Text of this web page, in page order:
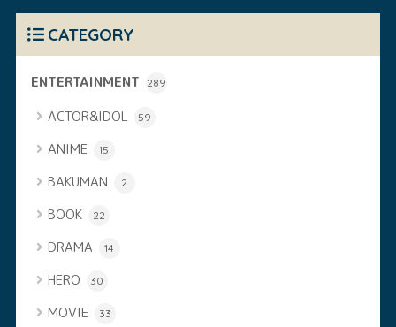
CATEGORY
ENTERTAINMENT 289
ACTOR&IDOL 59
ANIME 15
BAKUMAN 2
BOOK 22
DRAMA 14
HERO 30
MOVIE 33